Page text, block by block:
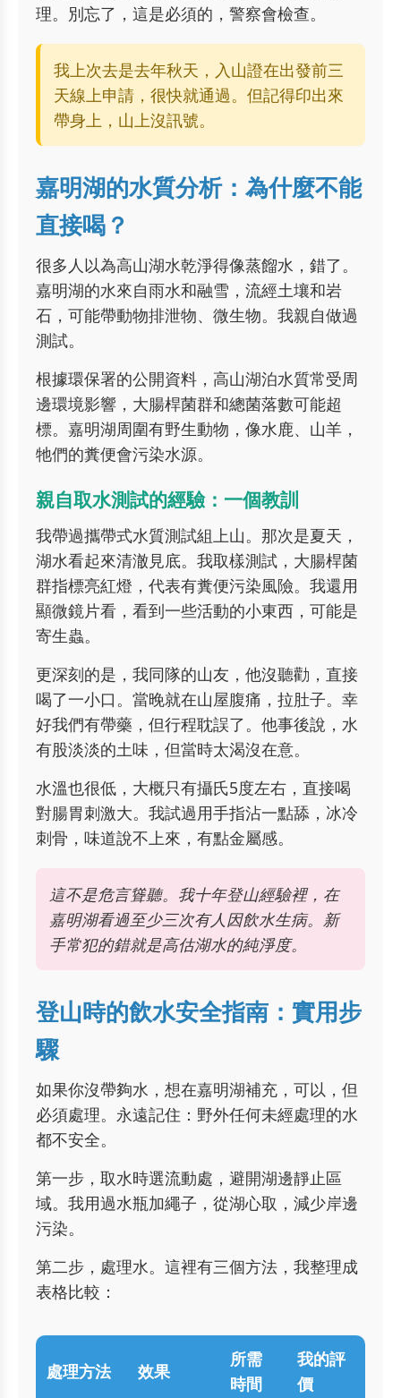
理。別忘了，這是必須的，警察會檢查。
我上次去是去年秋天，入山證在出發前三
天線上申請，很快就通過。但記得印出來
帶身上，山上沒訊號。
嘉明湖的水質分析：為什麼不能
直接喝？
很多人以為高山湖水乾淨得像蒸餾水，錯了。
嘉明湖的水來自雨水和融雪，流經土壤和岩
石，可能帶動物排泄物、微生物。我親自做過
測試。
根據環保署的公開資料，高山湖泊水質常受周
邊環境影響，大腸桿菌群和總菌落數可能超
標。嘉明湖周圍有野生動物，像水鹿、山羊，
牠們的糞便會污染水源。
親自取水測試的經驗：一個教訓
我帶過攜帶式水質測試組上山。那次是夏天，
湖水看起來清澈見底。我取樣測試，大腸桿菌
群指標亮紅燈，代表有糞便污染風險。我還用
顯微鏡片看，看到一些活動的小東西，可能是
寄生蟲。
更深刻的是，我同隊的山友，他沒聽勸，直接
喝了一小口。當晚就在山屋腹痛，拉肚子。幸
好我們有帶藥，但行程耽誤了。他事後說，水
有股淡淡的土味，但當時太渴沒在意。
水溫也很低，大概只有攝氏5度左右，直接喝
對腸胃刺激大。我試過用手指沾一點舔，冰冷
刺骨，味道說不上來，有點金屬感。
這不是危言聳聽。我十年登山經驗裡，在
嘉明湖看過至少三次有人因飲水生病。新
手常犯的錯就是高估湖水的純淨度。
登山時的飲水安全指南：實用步
驟
如果你沒帶夠水，想在嘉明湖補充，可以，但
必須處理。永遠記住：野外任何未經處理的水
都不安全。
第一步，取水時選流動處，避開湖邊靜止區
域。我用過水瓶加繩子，從湖心取，減少岸邊
污染。
第二步，處理水。這裡有三個方法，我整理成
表格比較：
處理方法 效果
所需
時間
我的評
價